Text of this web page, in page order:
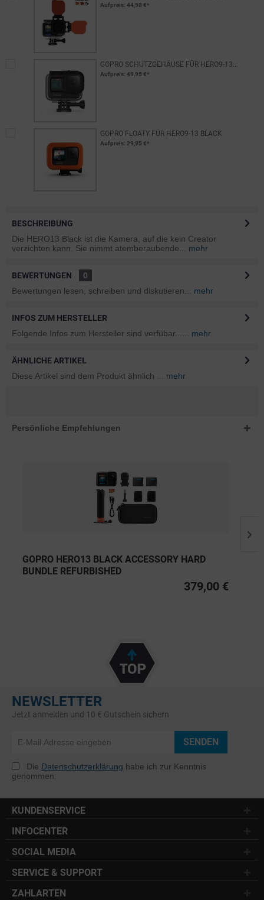
Aufpreis: 44,98 €*
GOPRO SCHUTZGEHÄUSE FÜR HERO9-13...
Aufpreis: 49,95 €*
GOPRO FLOATY FÜR HERO9-13 BLACK
Aufpreis: 29,95 €*
BESCHREIBUNG
Die HERO13 Black ist die Kamera, auf die kein Creator
verzichten kann. Sie nimmt atemberaubende...
mehr
BEWERTUNGEN
0
Bewertungen lesen, schreiben und diskutieren...
mehr
INFOS ZUM HERSTELLER
Folgende Infos zum Hersteller sind verfübar...... mehr
ÄHNLICHE ARTIKEL
Diese Artikel sind dem Produkt ähnlich ...
mehr
Persönliche Empfehlungen
GOPRO HERO13 BLACK ACCESSORY HARD
BUNDLE REFURBISHED
379,00 €
NEWSLETTER
Jetzt anmelden und 10 € Gutschein sichern
SENDEN
Die Datenschutzerklärung habe ich zur Kenntnis
genommen.
KUNDENSERVICE
INFOCENTER
SOCIAL MEDIA
SERVICE & SUPPORT
ZAHLARTEN